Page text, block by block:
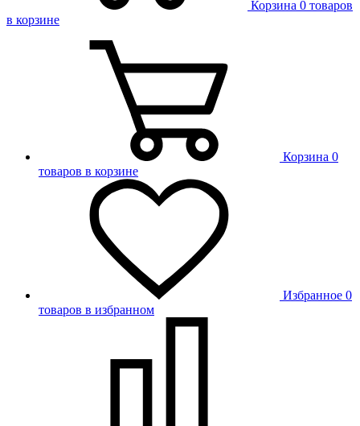
Корзина 0 товаров
в корзине
Корзина 0
товаров в корзине
Избранное 0
товаров в избранном